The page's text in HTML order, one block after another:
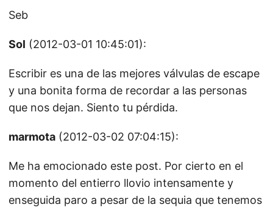
Seb
Sol (2012-03-01 10:45:01):
Escribir es una de las mejores válvulas de escape
y una bonita forma de recordar a las personas
que nos dejan. Siento tu pérdida.
marmota (2012-03-02 07:04:15):
Me ha emocionado este post. Por cierto en el
momento del entierro llovio intensamente y
enseguida paro a pesar de la sequia que tenemos